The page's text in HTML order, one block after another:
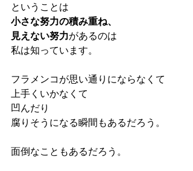
ということは
小さな努力の積み重ね、
見えない努力があるのは
私は知っています。
フラメンコが思い通りにならなくて
上手くいかなくて
凹んだり
腐りそうになる瞬間もあるだろう。
面倒なこともあるだろう。